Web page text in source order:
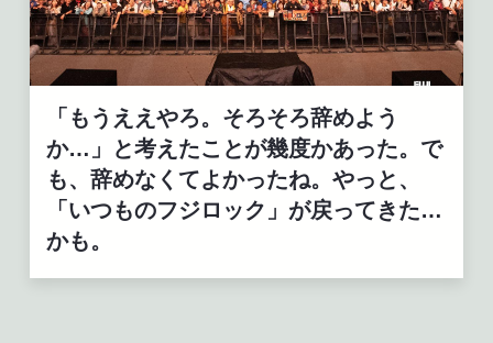
「もうええやろ。そろそろ辞めよう
か…」と考えたことが幾度かあった。で
も、辞めなくてよかったね。やっと、
「いつものフジロック」が戻ってきた…
かも。